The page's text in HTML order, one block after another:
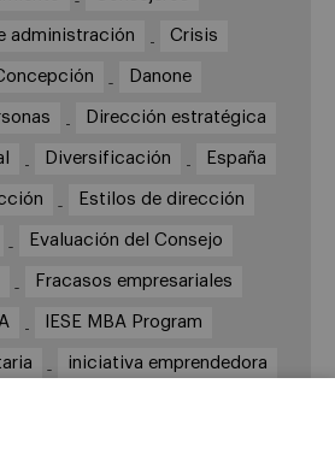
administración Crisis
Danone
Dirección estratégica
Diversificación España
Estilos de dirección
Evaluación del Consejo
Fracasos empresariales
IESE MBA Program
iniciativa emprendedora